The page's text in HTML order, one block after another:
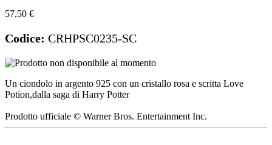
57,50 €
Codice: CRHPSC0235-SC
Un ciondolo in argento 925 con un cristallo rosa e scritta Love
Potion,dalla saga di Harry Potter
Prodotto ufficiale © Warner Bros. Entertainment Inc.